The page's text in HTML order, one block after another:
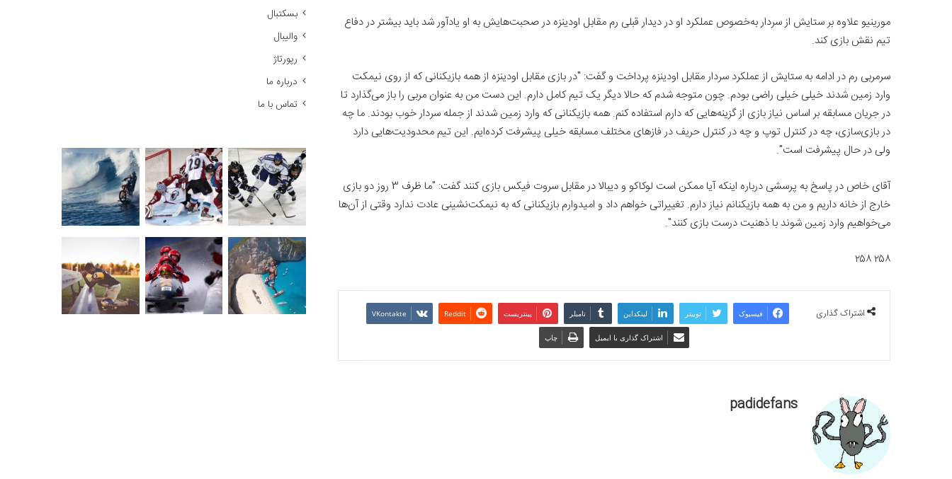
مورینیو علاوه بر ستایش از سردار به‌خصوص عملکرد او در دیدار قبلی رم مقابل اودینزه در صحبت‌هایش به او یادآور شد باید بیشتر در دفاع
تیم نقش بازی کند.
سرمربی رم در ادامه به ستایش از عملکرد سردار مقابل اودینزه پرداخت و گفت: "در بازی ‏مقابل اودینزه از همه بازیکنانی که از روی نیمکت
وارد زمین شدند خیلی خیلی راضی ‏بودم. چون متوجه شدم که حالا دیگر یک تیم کامل دارم. این دست من به عنوان مربی ‏را باز می‌گذارد تا
در جریان مسابقه بر اساس نیاز بازی از گزینه‌هایی که دارم استفاده ‏کنم. همه بازیکنانی که وارد زمین شدند از جمله سردار خوب بودند. ما چه
در بازی‌سازی، ‏چه در کنترل توپ و چه در کنترل حریف در فازهای مختلف مسابقه خیلی پیشرفت ‏کرده‌ایم. این تیم محدودیت‌هایی دارد
ولی در حال پیشرفت است". ‏
آقای خاص در پاسخ به پرسشی درباره اینکه آیا ممکن است لوکاکو و دیبالا در مقابل ‏سروت فیکس بازی کنند گفت: "ما ظرف 3 روز دو بازی
خارج از خانه داریم و من به همه ‏بازیکنانم نیاز دارم. تغییراتی خواهم داد و امیدوارم بازیکنانی که به نیمکت‌نشینی عادت ‏ندارد وقتی از آن‌ها
می‌خواهیم وارد زمین شوند با ذهنیت درست بازی کنند". ‏
۲۵۸ ۲۵۸
اشتراک گذاری فیسبوک توییتر لینکداین تامبلر پینتریست Reddit
VKontakte
اشتراک گذاری با ایمیل چاپ
padidefans
بسکتبال
والیبال
رپورتاژ
درباره ما
تماس با ما